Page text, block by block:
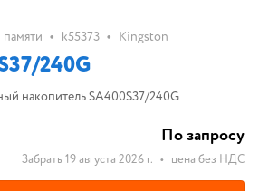
памяти • k55373 • Kingston
240G
накопитель SA400S37/240G
По запросу
Забрать 19 августа 2026 г. • цена без НДС